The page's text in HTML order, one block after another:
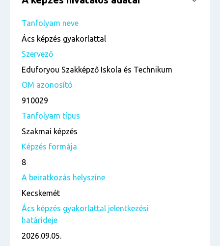
Tanfolyam neve
Ács képzés gyakorlattal
Szervező
Eduforyou Szakképző Iskola és Technikum
OM azonosító
910029
Tanfolyam típus
Szakmai képzés
Képzés formája
8
A beiratkozás helyszíne
Kecskemét
Ács képzés gyakorlattal jelentkezési
határideje
2026.09.05.